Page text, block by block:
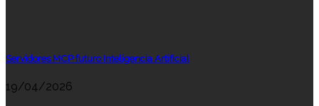
Servidores MCP futuro Inteligencia Artificial
19/04/2026